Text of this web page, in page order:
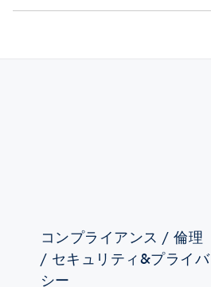
コンプライアンス / 倫理
/ セキュリティ&プライバ
シー